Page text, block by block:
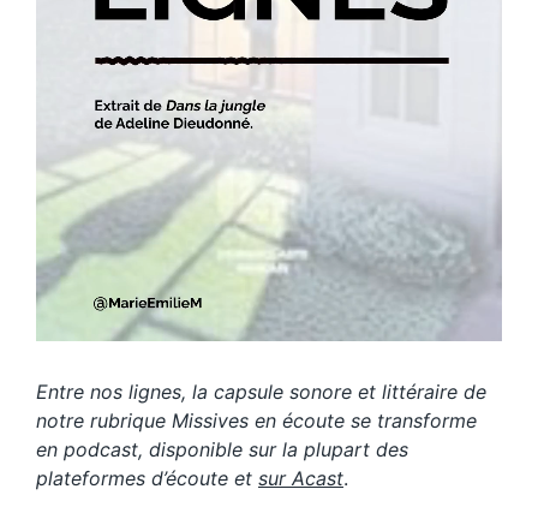
Entre nos lignes, la capsule sonore et littéraire de
notre rubrique Missives en écoute se transforme
en podcast, disponible sur la plupart des
plateformes d’écoute et sur Acast.